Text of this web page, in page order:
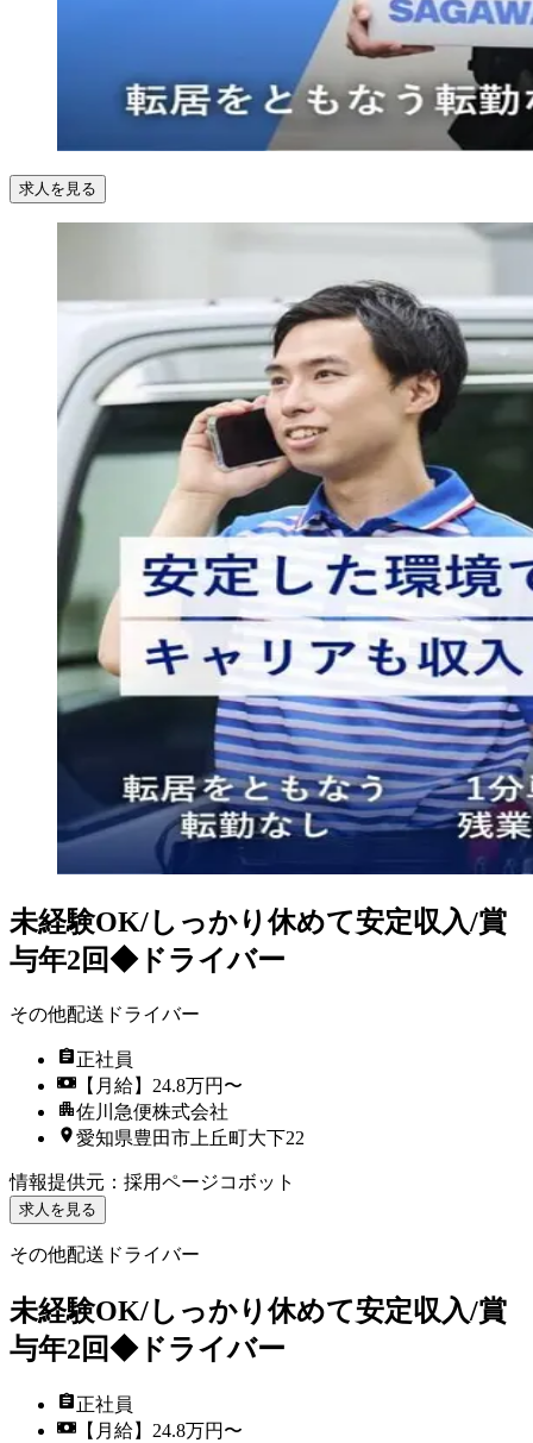
求人を見る
未経験OK/しっかり休めて安定収入/賞
与年2回◆ドライバー
その他配送ドライバー
正社員
【月給】24.8万円〜
佐川急便株式会社
愛知県豊田市上丘町大下22
情報提供元 ： 採用ページコボット
求人を見る
その他配送ドライバー
未経験OK/しっかり休めて安定収入/賞
与年2回◆ドライバー
正社員
【月給】24.8万円〜